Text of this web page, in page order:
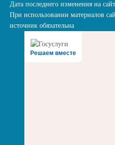
Дата последнего изменения на
При использовании материалов
источник обязательна
Решаем вместе